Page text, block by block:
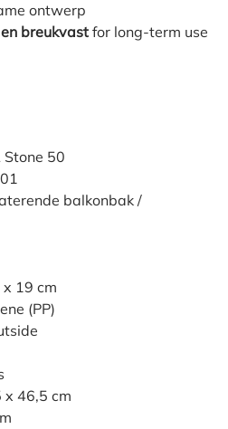
ontwerp
breukvast for long-term use
Stone 50
balkonbak /
19 cm
(PP)
x 46,5 cm